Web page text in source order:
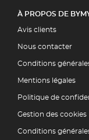
À PROPOS DE
Avis clients
Nous contacter
Conditions
Mentions légales
Politique de
Gestion des cookies
Conditions